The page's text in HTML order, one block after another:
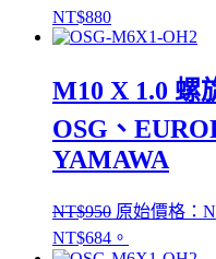
NT$880
M10 X 1.0 螺
OSG、
YAMAWA
NT$950 原始價格：
NT$684。